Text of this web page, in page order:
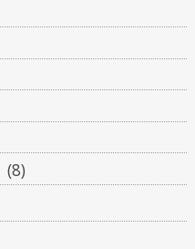
(8)